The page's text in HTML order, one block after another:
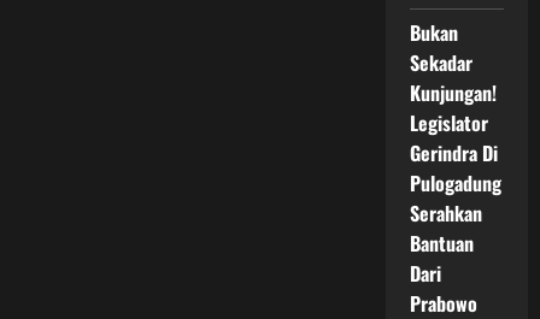
Bukan
Sekadar
Kunjungan!
Legislator
Gerindra Di
Pulogadung
Serahkan
Bantuan
Dari
Prabowo